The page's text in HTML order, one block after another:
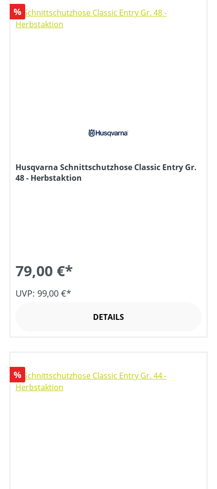
Rabatt
%
Husqvarna Schnittschutzhose Classic Entry Gr.
48 - Herbstaktion
79,00 €*
UVP: 99,00 €*
DETAILS
Rabatt
%